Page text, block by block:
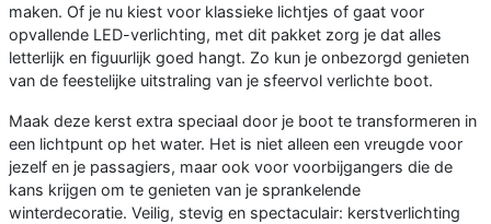
maken. Of je nu kiest voor klassieke lichtjes of gaat voor
opvallende LED-verlichting, met dit pakket zorg je dat alles
letterlijk en figuurlijk goed hangt. Zo kun je onbezorgd genieten
van de feestelijke uitstraling van je sfeervol verlichte boot.
Maak deze kerst extra speciaal door je boot te transformeren in
een lichtpunt op het water. Het is niet alleen een vreugde voor
jezelf en je passagiers, maar ook voor voorbijgangers die de
kans krijgen om te genieten van je sprankelende
winterdecoratie. Veilig, stevig en spectaculair: kerstverlichting